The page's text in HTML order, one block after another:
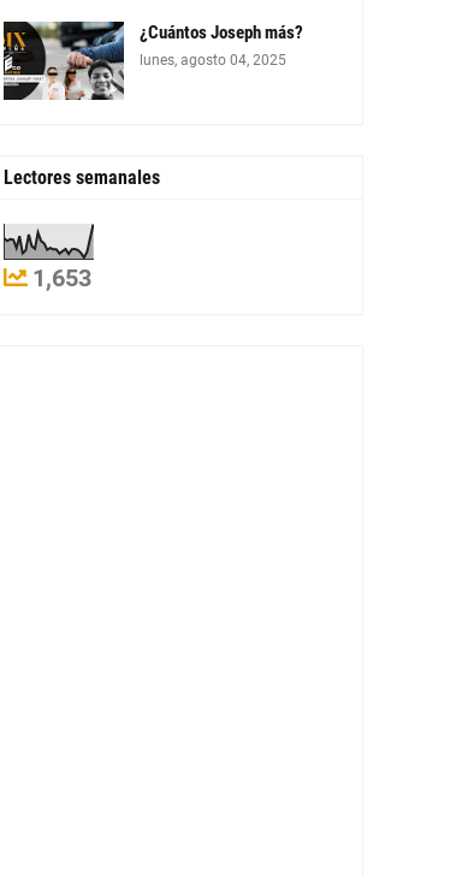
¿Cuántos Joseph más?
lunes, agosto 04, 2025
Lectores semanales
1,653